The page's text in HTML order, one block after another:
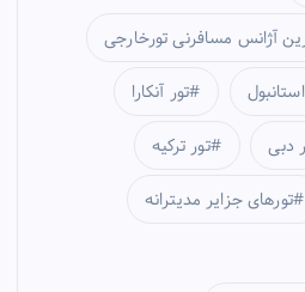
آژانس مسافرنی تورخارجی
تور آنکارا
تور ترکیه دبی
تورهای جزایر مدیترانه